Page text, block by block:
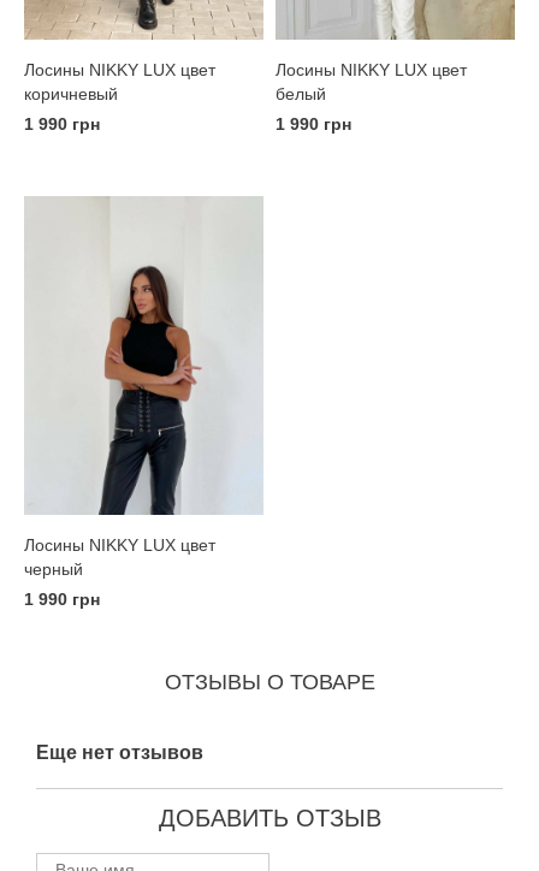
Лосины NIKKY LUX цвет
коричневый
1 990 грн
Лосины NIKKY LUX цвет
белый
1 990 грн
Лосины NIKKY LUX цвет
черный
1 990 грн
ОТЗЫВЫ О ТОВАРЕ
Еще нет отзывов
ДОБАВИТЬ ОТЗЫВ